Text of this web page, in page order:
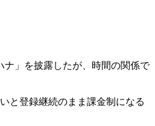
ナ」を披露したが、時間の関係で
と登録継続のまま課金制になる